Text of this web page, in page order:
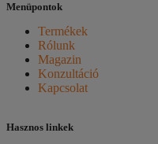
Menüpontok
Termékek
Rólunk
Magazin
Konzultáció
Kapcsolat
Hasznos linkek